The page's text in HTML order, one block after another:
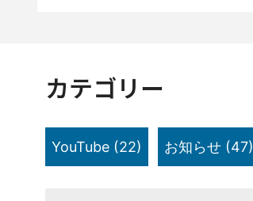
カテゴリー
YouTube (22) お知らせ (47)